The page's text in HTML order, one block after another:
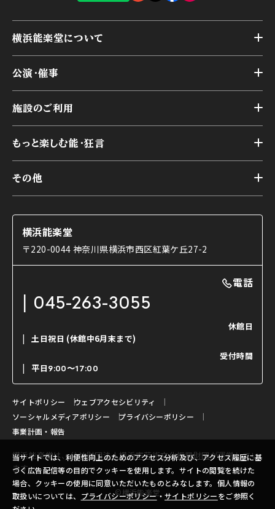
当サイトでは、利便性向上のためのアクセス分析及び、アクセス履歴に基
づく広告配信等の目的でクッキーを使用します。サイトの閲覧を続けた
場合、クッキーの使用に同意いただいたものとみなします。個人情報の
取扱いについては、 プライバシーポリシー・サイトポリシーをご参照く
横浜能楽堂について
横浜能楽堂が取り組んだ事業
能舞台の歴史と特徴
様々なお客様に向けて
本舞台座席
交通アクセス
公演・催事
アーカイブ
施設のご利用
第二舞台
研修室
楽屋
ご利用の流れ
利用料金表
もっと楽しむ能・狂言
能舞台と演じ手
使用する道具
能・狂言の曲目説明
日本の古典芸能
その他
コラム
OTABISHO
チケット購入方法
ご寄附について
よくいただくご質問
お問い合わせ
横浜能楽堂
〒220-0044 神奈川県横浜市西区紅葉ケ丘27-2
電話
045-263-3055
休館日
土日祝日 (休館中6月末まで)
受付時間
平日9:00〜17:00
サイトポリシー
ウェブアクセシビリティ
ソーシャルメディアポリシー
プライバシーポリシー
事業計画・報告
横浜能楽堂は、公益財団法人横浜市芸術文化振興財団が運営してい
ます。
©横浜能楽堂